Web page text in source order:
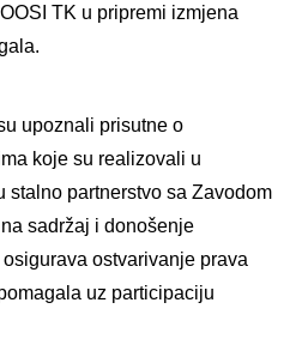
TK u pripremi izmjena
upoznali prisutne o
koje su realizovali u
stalno partnerstvo sa Zavodom
sadržaj i donošenje
ostvarivanje prava
uz participaciju